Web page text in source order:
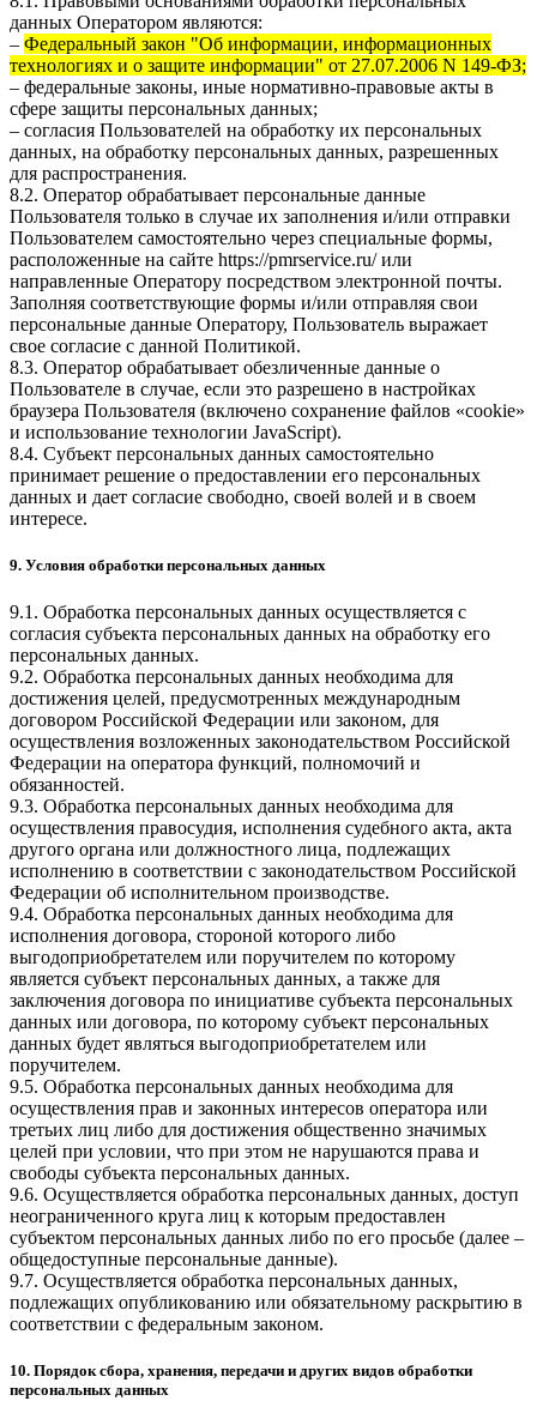
данных Оператором являются:
– Федеральный закон "Об информации, информационных
технологиях и о защите информации" от 27.07.2006 N 149-ФЗ;
– федеральные законы, иные нормативно-правовые акты в
сфере защиты персональных данных;
– согласия Пользователей на обработку их персональных
данных, на обработку персональных данных, разрешенных
для распространения.
8.2. Оператор обрабатывает персональные данные
Пользователя только в случае их заполнения и/или отправки
Пользователем самостоятельно через специальные формы,
расположенные на сайте https://pmrservice.ru/или
направленные Оператору посредством электронной почты.
Заполняя соответствующие формы и/или отправляя свои
персональные данные Оператору, Пользователь выражает
свое согласие с данной Политикой.
8.3. Оператор обрабатывает обезличенные данные о
Пользователе в случае, если это разрешено в настройках
браузера Пользователя (включено сохранение файлов «cookie»
и использование технологии JavaScript).
8.4. Субъект персональных данных самостоятельно
принимает решение о предоставлении его персональных
данных и дает согласие свободно, своей волей и в своем
интересе.
9. Условия обработки персональных данных
9.1. Обработка персональных данных осуществляется с
согласия субъекта персональных данных на обработку его
персональных данных.
9.2. Обработка персональных данных необходима для
достижения целей, предусмотренных международным
договором Российской Федерации или законом, для
осуществления возложенных законодательством Российской
Федерации на оператора функций, полномочий и
обязанностей.
9.3. Обработка персональных данных необходима для
осуществления правосудия, исполнения судебного акта, акта
другого органа или должностного лица, подлежащих
исполнению в соответствии с законодательством Российской
Федерации об исполнительном производстве.
9.4. Обработка персональных данных необходима для
исполнения договора, стороной которого либо
выгодоприобретателем или поручителем по которому
является субъект персональных данных, а также для
заключения договора по инициативе субъекта персональных
данных или договора, по которому субъект персональных
данных будет являться выгодоприобретателем или
поручителем.
9.5. Обработка персональных данных необходима для
осуществления прав и законных интересов оператора или
третьих лиц либо для достижения общественно значимых
целей при условии, что при этом не нарушаются права и
свободы субъекта персональных данных.
9.6. Осуществляется обработка персональных данных, доступ
неограниченного круга лиц к которым предоставлен
субъектом персональных данных либо по его просьбе (далее –
общедоступные персональные данные).
9.7. Осуществляется обработка персональных данных,
подлежащих опубликованию или обязательному раскрытию в
соответствии с федеральным законом.
10. Порядок сбора, хранения, передачи и других видов обработки
персональных данных